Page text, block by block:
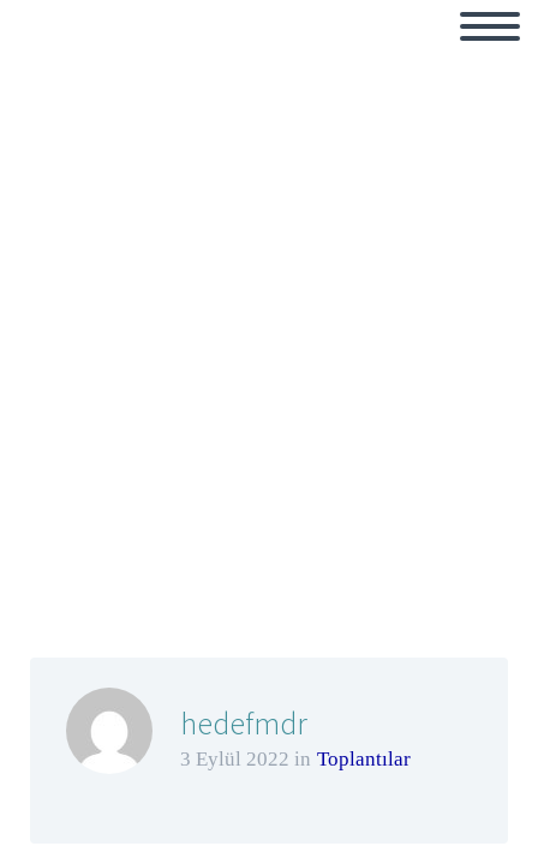
hedefmdr
3 Eylül 2022 in Toplantılar